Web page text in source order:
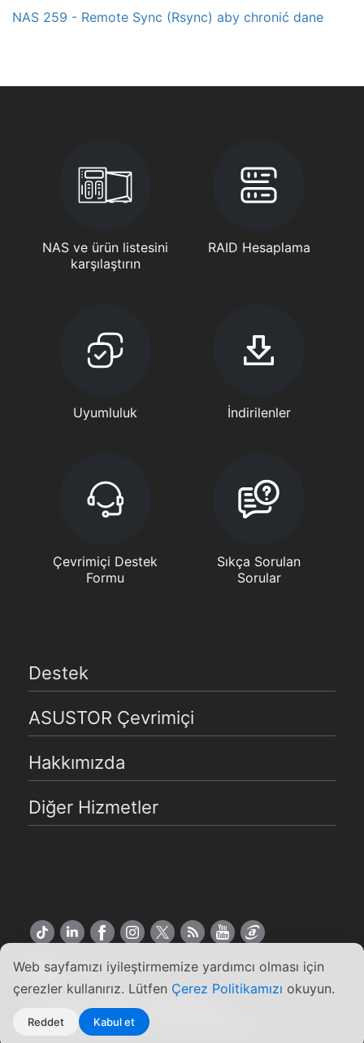
Web sayfamızı iyileştirmemize yardımcı olması için
çerezler kullanırız. Lütfen Çerez Politikamızı okuyun.
Reddet Kabul et
NAS 259 - Remote Sync (Rsync) aby chronić dane
NAS ve ürün listesini
karşılaştırın
RAID Hesaplama
Uyumluluk İndirilenler
Çevrimiçi Destek
Formu
Sıkça Sorulan
Sorular
Destek
ASUSTOR Çevrimiçi
Hakkımızda
Diğer Hizmetler
Türkçe
Copyright ©2026 ASUSTOR Inc.
Kullanım Koşulları
|